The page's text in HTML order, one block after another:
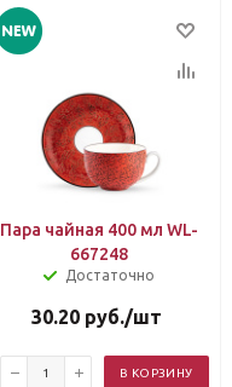
Пара чайная 400 мл WL-
667248
Достаточно
30.20 руб./шт
В КОРЗИНУ